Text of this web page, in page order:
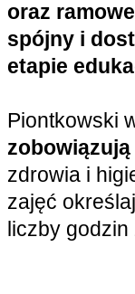
oraz
spójny i
etapie
Piontkowski
zdrowia i
zajęć
liczby